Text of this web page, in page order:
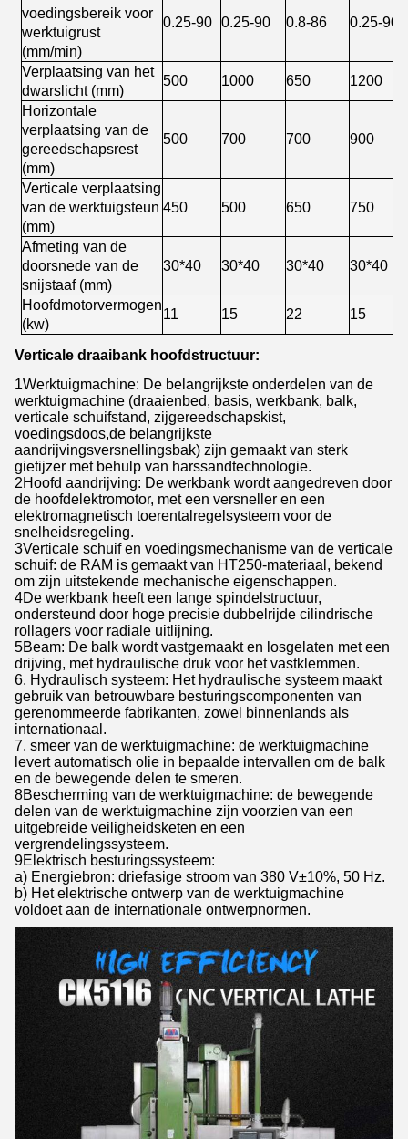
voedingsbereik voor
werktuigrust
(mm/min)
0.25-90 0.25-90 0.8-86 0.25-90
Verplaatsing van het
dwarslicht (mm)
500 1000 650
1200
Horizontale
verplaatsing van de
gereedschapsrest
(mm)
500 700 700 900
Verticale verplaatsing
van de werktuigsteun
(mm)
450 500 650 750
Afmeting van de
doorsnede van de
snijstaaf (mm)
30*40 30*40 30*40 30*40
Hoofdmotorvermogen
(kw)
11 15 22 15
Verticale draaibank hoofdstructuur:
1Werktuigmachine: De belangrijkste onderdelen van de
werktuigmachine (draaienbed, basis, werkbank, balk,
verticale schuifstand, zijgereedschapskist,
voedingsdoos,de belangrijkste
aandrijvingsversnellingsbak) zijn gemaakt van sterk
gietijzer met behulp van harssandtechnologie.
2Hoofd aandrijving: De werkbank wordt aangedreven door
de hoofdelektromotor, met een versneller en een
elektromagnetisch toerentalregelsysteem voor de
snelheidsregeling.
3Verticale schuif en voedingsmechanisme van de verticale
schuif: de RAM is gemaakt van HT250-materiaal, bekend
om zijn uitstekende mechanische eigenschappen.
4De werkbank heeft een lange spindelstructuur,
ondersteund door hoge precisie dubbelrijde cilindrische
rollagers voor radiale uitlijning.
5Beam: De balk wordt vastgemaakt en losgelaten met een
drijving, met hydraulische druk voor het vastklemmen.
6. Hydraulisch systeem: Het hydraulische systeem maakt
gebruik van betrouwbare besturingscomponenten van
gerenommeerde fabrikanten, zowel binnenlands als
internationaal.
7. smeer van de werktuigmachine: de werktuigmachine
levert automatisch olie in bepaalde intervallen om de balk
en de bewegende delen te smeren.
8Bescherming van de werktuigmachine: de bewegende
delen van de werktuigmachine zijn voorzien van een
uitgebreide veiligheidsketen en een
vergrendelingssysteem.
9Elektrisch besturingssysteem:
a) Energiebron: driefasige stroom van 380 V±10%, 50 Hz.
b) Het elektrische ontwerp van de werktuigmachine
voldoet aan de internationale ontwerpnormen.